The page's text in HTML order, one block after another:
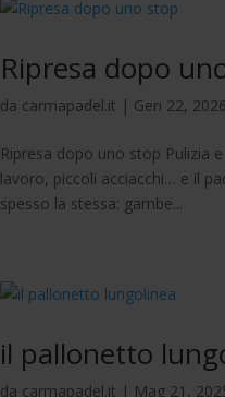
Ripresa dopo
da carmapadel.it | Gen 22, 2026
Ripresa dopo uno stop Pulizia
lavoro, piccoli acciacchi… e il
spesso la stessa: gambe...
il pallonetto
da carmapadel.it | Mag 21,